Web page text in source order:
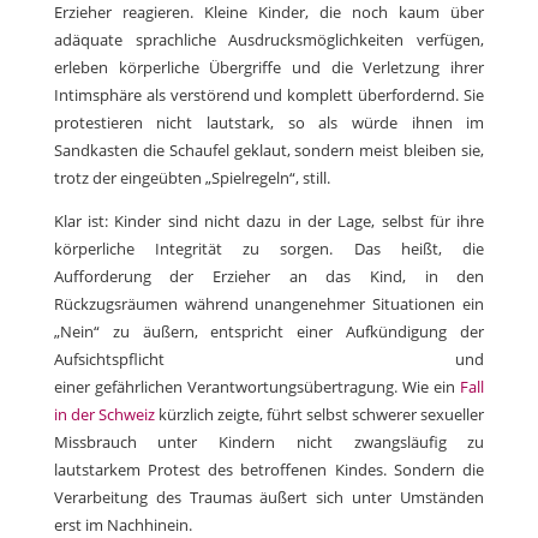
Erzieher reagieren. Kleine Kinder, die noch kaum über
adäquate sprachliche Ausdrucksmöglichkeiten verfügen,
erleben körperliche Übergriffe und die Verletzung ihrer
Intimsphäre als verstörend und komplett überfordernd. Sie
protestieren nicht lautstark, so als würde ihnen im
Sandkasten die Schaufel geklaut, sondern meist bleiben sie,
trotz der eingeübten „Spielregeln“, still.
Klar ist: Kinder sind nicht dazu in der Lage, selbst für ihre
körperliche Integrität zu sorgen. Das heißt, die
Aufforderung der Erzieher an das Kind, in den
Rückzugsräumen während unangenehmer Situationen ein
„Nein“ zu äußern, entspricht einer Aufkündigung der
Aufsichtspflicht und
einer gefährlichen Verantwortungsübertragung. Wie ein Fall
in der Schweizkürzlich zeigte, führt selbst schwerer sexueller
Missbrauch unter Kindern nicht zwangsläufig zu
lautstarkem Protest des betroffenen Kindes. Sondern die
Verarbeitung des Traumas äußert sich unter Umständen
erst im Nachhinein.